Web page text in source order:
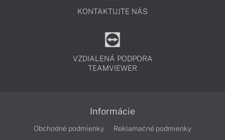
KONTAKTUJTE NÁS
VZDIALENÁ PODPORA
TEAMVIEWER
Informácie
Obchodné podmienky
Reklamačné podmienky